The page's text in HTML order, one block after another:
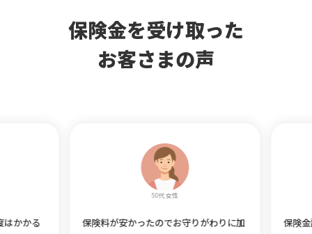
保険金を受け取った
お客さまの声
保険料が安かったのでお守りがわりに加
保険金請求の方